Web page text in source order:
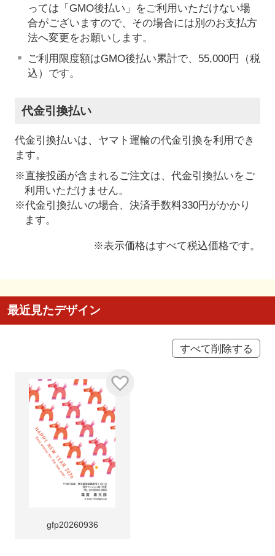
っては「GMO後払い」をご利用いただけない場
合がございますので、その場合には別のお支払方
法へ変更をお願いします。
ご利用限度額はGMO後払い累計で、55,000円（税
込）です。
代金引換払い
代金引換払いは、ヤマト運輸の代金引換を利用でき
ます。
※直接投函が含まれるご注文は、代金引換払いをご
利用いただけません。
※代金引換払いの場合、決済手数料330円がかかり
ます。
※表示価格はすべて税込価格です。
最近見たデザイン
すべて削除する
gfp20260936